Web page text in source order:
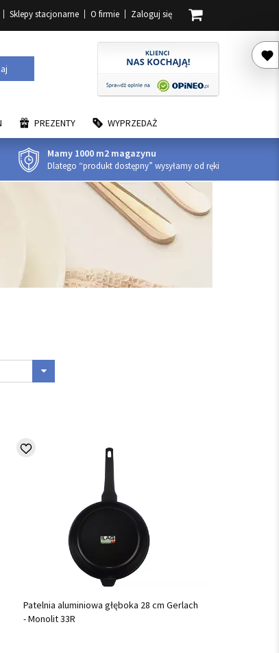
Sklepy stacjonarne O firmie Zaloguj się
PREZENTY WYPRZEDAŻ
Mamy 1000 m2 magazynu
Dlatego “produkt dostępny” wysyłamy od ręki
Patelnia aluminiowa głęboka 28 cm Gerlach
- Monolit 33R